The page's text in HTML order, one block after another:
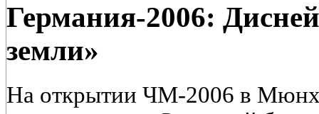
Германия-2006:
земли»
На открытии ЧМ-2006 в